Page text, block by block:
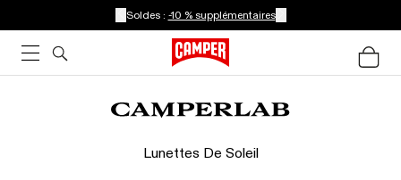
Soldes : -10 % supplémentaires
Lunettes De Soleil